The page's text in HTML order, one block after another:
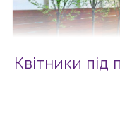
Квітники під